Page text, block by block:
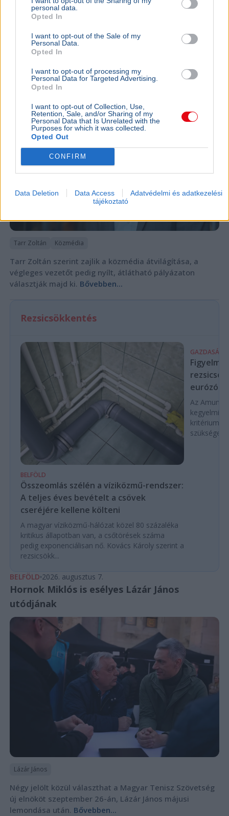
personal data.
Opted In
I want to opt-out of the Sale of my
Personal Data.
Opted In
I want to opt-out of processing my
Personal Data for Targeted Advertising.
Opted In
I want to opt-out of Collection, Use,
Retention, Sale, and/or Sharing of my
Personal Data that Is Unrelated with the
Purposes for which it was collected.
Opted Out
CONFIRM
Data Deletion Data Access
Adatvédelmi és adatkezelési
tájékoztató
Magyar Péter szerint nem lesz meglepetés a
köztársasági elnökjelöltek neveiben, a parlament
BELFÖLD 2026. augusztus 7.
közmédia megújításához
Tarr Zoltán Közmédia
Tarr Zoltán szerint zajlik a közmédia átvilágítása, a
végleges vezetőt pedig nyílt, átlátható pályázaton
választják majd ki. Bővebben...
Rezsicsökkentés
BELFÖLD
Összeomlás szélén a víziközmű-rendszer:
A teljes éves bevételt a csövek
cseréjére kellene költeni
A magyar víziközmű-hálózat közel 80 százaléka
kritikus állapotban van, a csőtörések száma
pedig exponenciálisan nő. Kovács Károly szerint a
rezsicsökk...
GAZDASÁG
Az Amundi
kegyelmi
BELFÖLD 2026. augusztus 7.
Hornok Miklós is esélyes Lázár János
utódjának
Lázár János
Négy jelölt közül választhat a Magyar Tenisz Szövetség
új elnököt szeptember 26-án, Lázár János májusi
lemondása után. Bővebben...